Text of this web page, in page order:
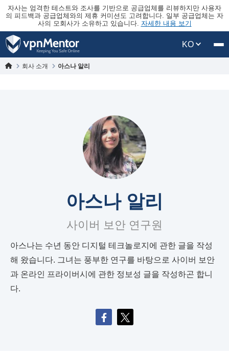
자사는 엄격한 테스트와 조사를 기반으로 공급업체를 리뷰하지만 사용자
의 피드백과 공급업체와의 제휴 커미션도 고려합니다. 일부 공급업체는 자
사의 모회사가 소유하고 있습니다. 자세한 내용 보기
KO
회사 소개 아스나 알리
아스나 알리
사이버 보안 연구원
아스나는 수년 동안 디지털 테크놀로지에 관한 글을 작성
해 왔습니다. 그녀는 풍부한 연구를 바탕으로 사이버 보안
과 온라인 프라이버시에 관한 정보성 글을 작성하곤 합니
다.